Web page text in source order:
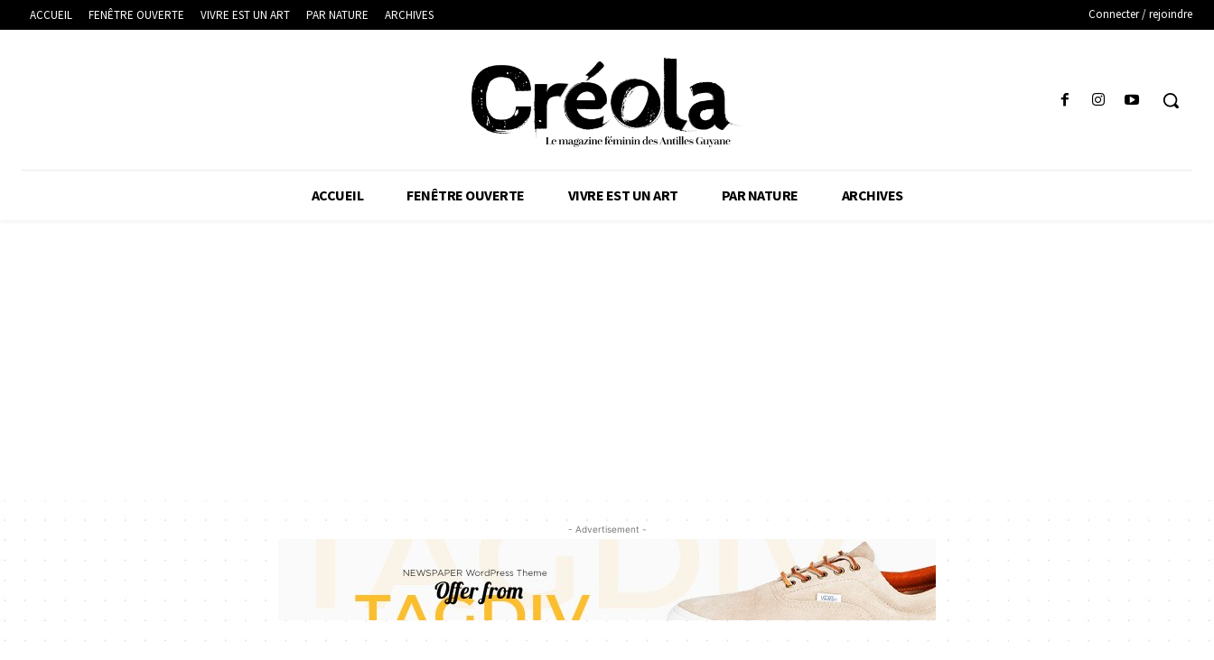
ACCUEIL FENÊTRE OUVERTE VIVRE EST UN ART PAR NATURE ARCHIVES Connecter / rejoindre
ACCUEIL FENÊTRE OUVERTE VIVRE EST UN ART PAR NATURE ARCHIVES
- Advertisement -